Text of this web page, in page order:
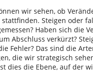
wir sehen, ob
Steigen oder
Haben sich die
Abschluss verkürzt?
Fehler? Das sind die
die wir strategisch
dies die Ebene, auf der